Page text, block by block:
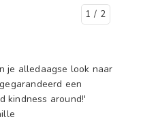
1 / 2
je alledaagse look naar
een
kindness around!'